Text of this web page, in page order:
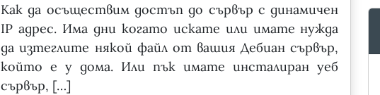
Как да осъществим достъп до сървър с динамичен
IP адрес. Има дни когато искате или имате нужда
да изтеглите някой файл от вашия Дебиан сървър,
който е у дома. Или пък имате инсталиран уеб
сървър, […]